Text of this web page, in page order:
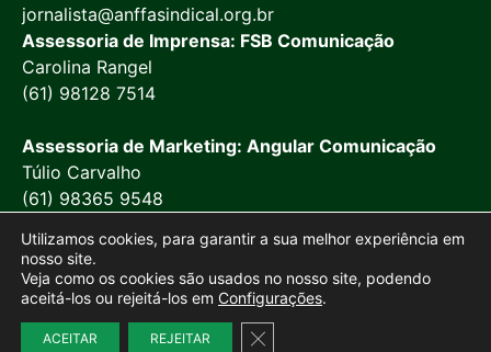
jornalista@anffasindical.org.br
Assessoria de Imprensa: FSB Comunicação
Carolina Rangel
(61) 98128 7514
Assessoria de Marketing: Angular Comunicação
Túlio Carvalho
(61) 98365 9548
Site desenvolvido porMarketing Objetivo
Utilizamos cookies, para garantir a sua melhor experiência em
nosso site.
Veja como os cookies são usados no nosso site, podendo
aceitá-los ou rejeitá-los em Configurações.
ACEITAR REJEITAR Close GDPR Cookie Banner